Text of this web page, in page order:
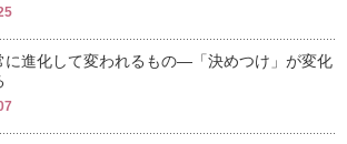
に進化して変われるもの―「決めつけ」が変化